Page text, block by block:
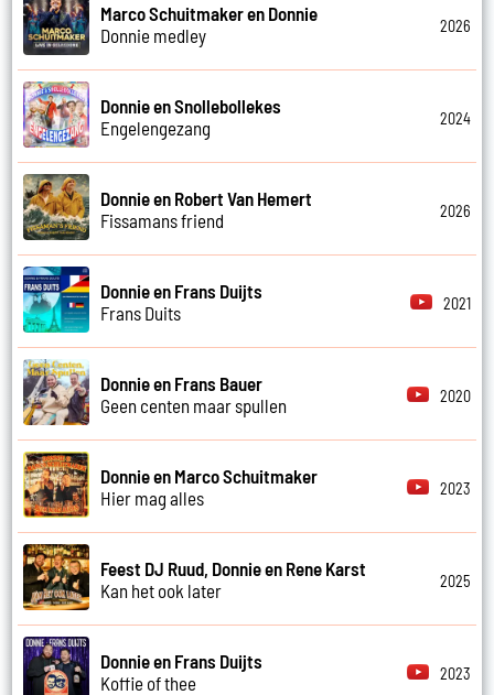
Marco Schuitmaker en Donnie
Donnie medley
2026
Donnie en Snollebollekes
Engelengezang
2024
Donnie en Robert Van Hemert
Fissamans friend
2026
Donnie en Frans Duijts
Frans Duits
2021
Donnie en Frans Bauer
Geen centen maar spullen
2020
Donnie en Marco Schuitmaker
Hier mag alles
2023
Feest DJ Ruud, Donnie en Rene Karst
Kan het ook later
2025
Donnie en Frans Duijts
Koffie of thee
2023